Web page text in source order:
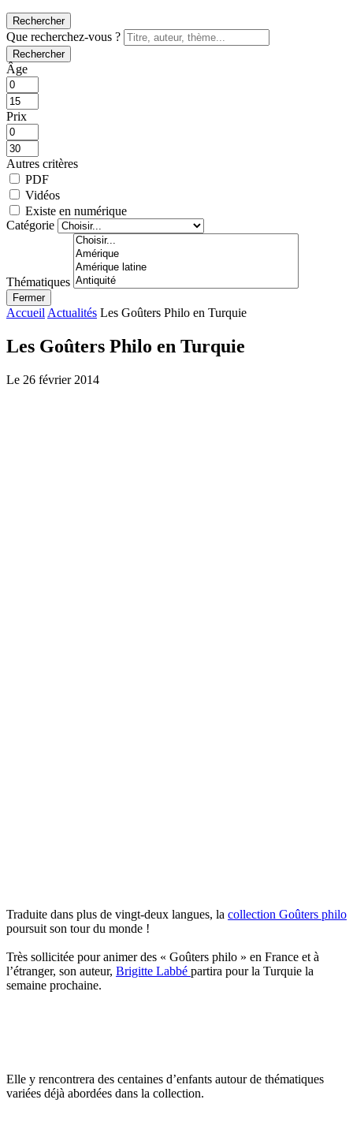
Rechercher
Que recherchez-vous ?
Rechercher
Âge
Prix
Autres critères
PDF
Vidéos
Existe en numérique
Catégorie
Thématiques
Fermer
Accueil Actualités Les Goûters Philo en Turquie
Les Goûters Philo en Turquie
Le 26 février 2014
Traduite dans plus de vingt-deux langues, la collection Goûters philo
poursuit son tour du monde !
Très sollicitée pour animer des « Goûters philo » en France et à
l’étranger, son auteur, Brigitte Labbé partira pour la Turquie la
semaine prochaine.
Elle y rencontrera des centaines d’enfants autour de thématiques
variées déjà abordées dans la collection.